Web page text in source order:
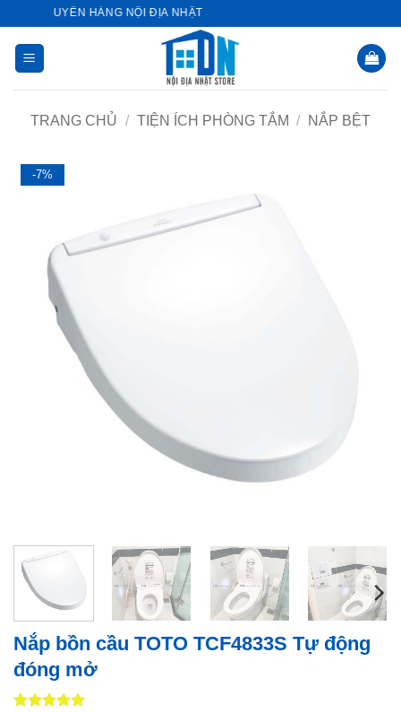
dung
- CHUYÊN HÀNG NỘI ĐỊA NHẬT
TRANG CHỦ / TIỆN ÍCH PHÒNG TẮM / NẮP BỆT
-7%
Nắp bồn cầu TOTO TCF4833S Tự động
đóng mở